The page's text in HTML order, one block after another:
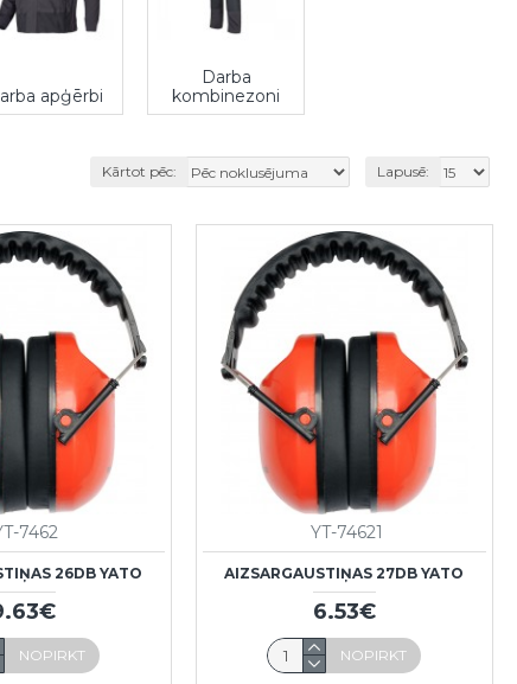
apģērbi
Darba
kombinezoni
Kārtot pēc: Lapusē:
7462
26DB YATO
NOPIRKT
YT-74621
AIZSARGAUSTIŅAS 27DB YATO
6.53€
NOPIRKT